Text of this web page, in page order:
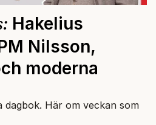
Hakelius
Nilsson,
moderna
dagbok. Här om veckan som